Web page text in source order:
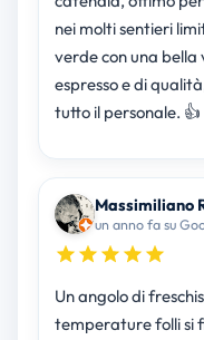
nei molti sentieri limitrofi, una
verde con una bella
espresso e di
tutto il personale. 👍
Massimiliano
un anno fa su
Un angolo di
temperature folli si